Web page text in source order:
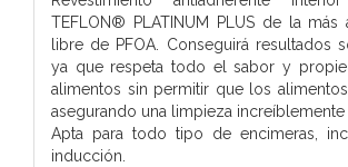
TEFLON® PLATINUM PLUS de la
libre de PFOA. Conseguirá resultados
ya que respeta todo el sabor y
alimentos sin permitir que los
asegurando una limpieza increíblemente
Apta para todo tipo de encimeras,
inducción.